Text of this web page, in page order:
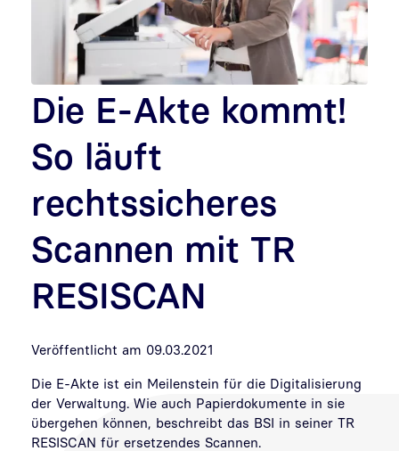
Die E-Akte kommt!
So läuft
rechtssicheres
Scannen mit TR
RESISCAN
Veröffentlicht am 09.03.2021
Die E-Akte ist ein Meilenstein für die Digitalisierung
der Verwaltung. Wie auch Papierdokumente in sie
übergehen können, beschreibt das BSI in seiner TR
RESISCAN für ersetzendes Scannen.